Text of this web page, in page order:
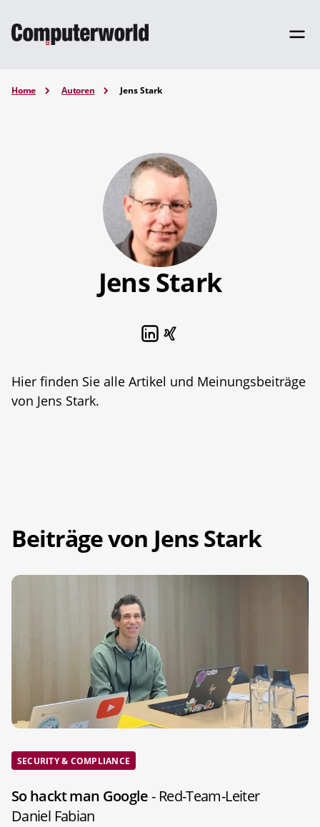
Home Autoren Jens Stark
Jens Stark
Hier finden Sie alle Artikel und Meinungsbeiträge
von Jens Stark.
Beiträge von Jens Stark
SECURITY & COMPLIANCE
So hackt man Google- Red-Team-Leiter
Daniel Fabian